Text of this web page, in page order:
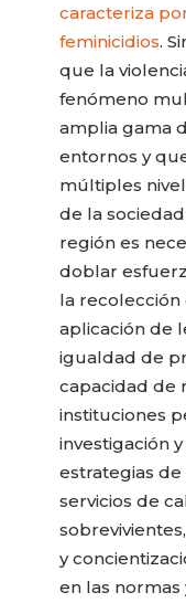
caracteriza
feminicidios.
que la
fenómeno
amplia gama
entornos y
múltiples
de la
región es
doblar
la recolección
aplicación de
igualdad de
capacidad de
instituciones
investigación
estrategias
servicios de
y
en las normas